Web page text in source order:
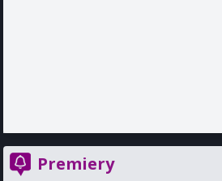
Premiery